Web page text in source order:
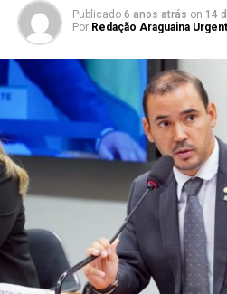
Publicado 6 anos atrás on 14
Por Redação Araguaina